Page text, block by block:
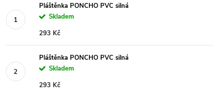
Pláštěnka PONCHO PVC silná
Skladem
293 Kč
Pláštěnka PONCHO PVC silná
Skladem
293 Kč